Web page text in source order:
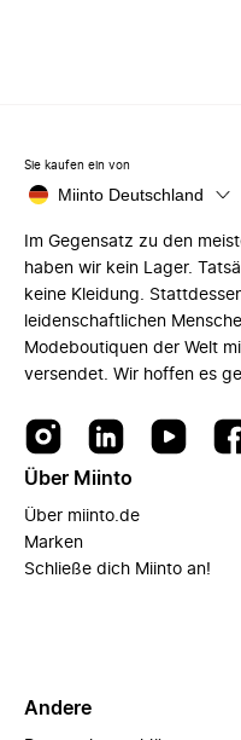
Sie kaufen ein von
Miinto Deutschland
Im Gegensatz zu den
haben wir kein Lager.
keine Kleidung.
leidenschaftlichen
Modeboutiquen der Welt
versendet. Wir hoffen es
Über Miinto
Über miinto.de
Marken
Schließe dich Miinto an!
Andere